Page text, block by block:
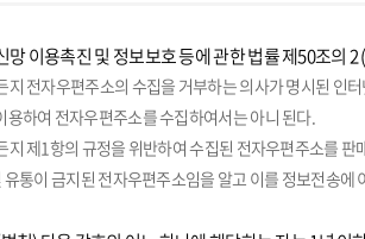
망 이용촉진 및 정보보호 등에 관한 법률 제50조의
전자우편주소의 수집을 거부하는 의사가 명시된 인
용하여 전자우편주소를 수집하여서는 아니 된다.
제1항의 규정을 위반하여 수집된 전자우편주소를 판
유통이 금지된 전자우편주소임을 알고 이를 정보전송에